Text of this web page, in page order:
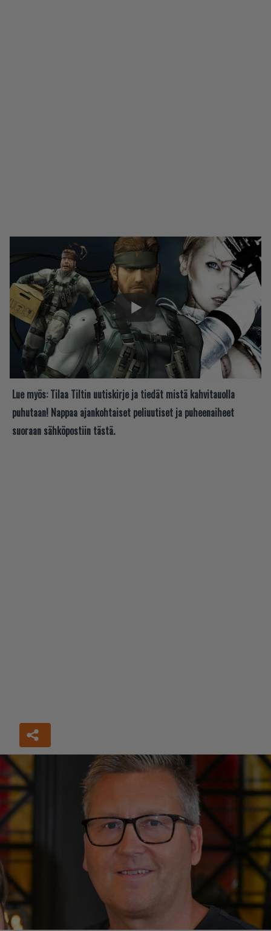
Lue myös: Tilaa Tiltin uutiskirje ja tiedät mistä kahvitauolla
puhutaan! Nappaa ajankohtaiset peliuutiset ja puheenaiheet
suoraan sähköpostiin tästä.